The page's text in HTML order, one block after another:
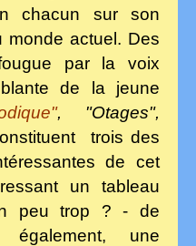
chacun sur son
monde actuel. Des
par la voix
de la jeune
, "Otages",
trois des
de cet
un tableau
peu trop ? - de
également, une